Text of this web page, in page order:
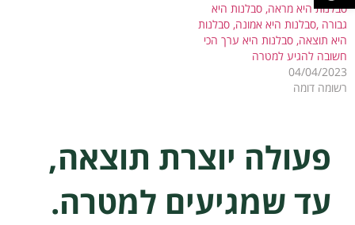
סבלנות היא מראה, סבלנות היא
גבורה ,סבלנות היא אמונה, סבלנות
היא תוצאה, סבלנות היא ערך הכי
חשובה להגיע למטרה
04/04/2023
רשומה דומה
פעולה יוצרת תוצאה,
עד שמגיעים למטרה.